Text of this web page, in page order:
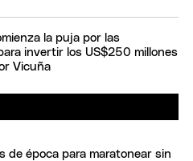
la puja por las
invertir los US$250 millones
Vicuña
de época para maratonear sin